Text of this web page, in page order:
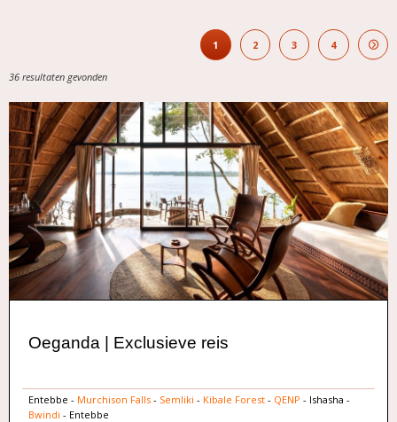
1 2 3 4
36 resultaten gevonden
Oeganda | Exclusieve reis
Entebbe - Murchison Falls- Semliki - Kibale Forest- QENP - Ishasha -
Bwindi - Entebbe